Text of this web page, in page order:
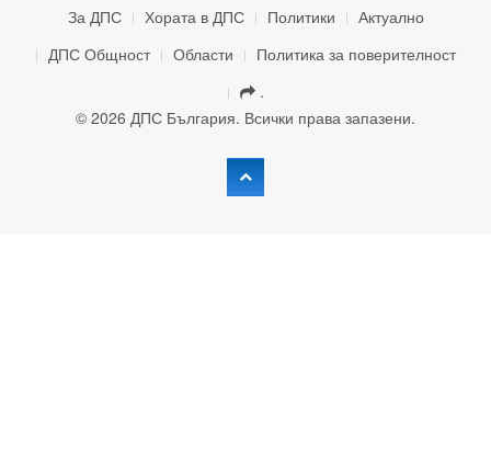
За ДПС Хората в ДПС Политики
Актуално
ДПС Общност
Области
Политика за поверителност
.
© 2026 ДПС България. Всички права запазени.